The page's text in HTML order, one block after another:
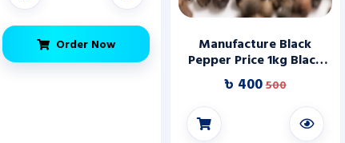
Order Now Manufacture Black
Pepper Price 1kg Black
Pepper Wholesale Price
Black Pepper Powder
৳ 400500